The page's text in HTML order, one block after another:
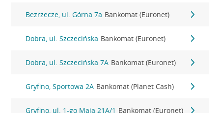
Bezrzecze, ul. Górna 7a Bankomat (Euronet)
Dobra, ul. Szczecińska Bankomat (Euronet)
Dobra, ul. Szczecińska 7A Bankomat (Euronet)
Gryfino, Sportowa 2A Bankomat (Planet Cash)
Gryfino, ul. 1-go Maja 21A/1 Bankomat (Euronet)